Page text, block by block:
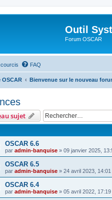
Outil
Forum OSCAR
FAQ
OSCAR Bienvenue sur le nouveau
sujet
OSCAR 6.6
par admin-banquise » 09 janvier 2025,
OSCAR 6.5
par admin-banquise » 24 avril 2023, 14:01
OSCAR 6.4
par admin-banquise » 05 avril 2022, 17:19